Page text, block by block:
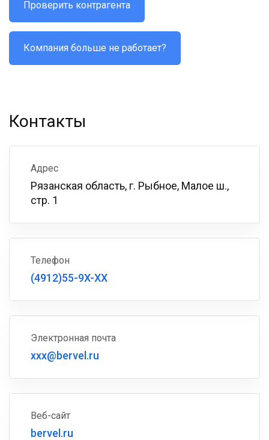
Проверить контрагента
Компания больше не работает?
Контакты
Адрес
Рязанская область, г. Рыбное, Малое ш.,
стр. 1
Телефон
(4912)55-9X-XX
Электронная почта
xxx@bervel.ru
Веб-сайт
bervel.ru